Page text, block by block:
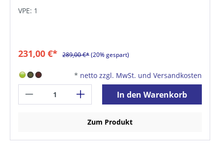
VPE: 1
231,00 €* 289,00 €*(20% gespart)
* netto zzgl. MwSt. und Versandkosten
In den Warenkorb
Zum Produkt